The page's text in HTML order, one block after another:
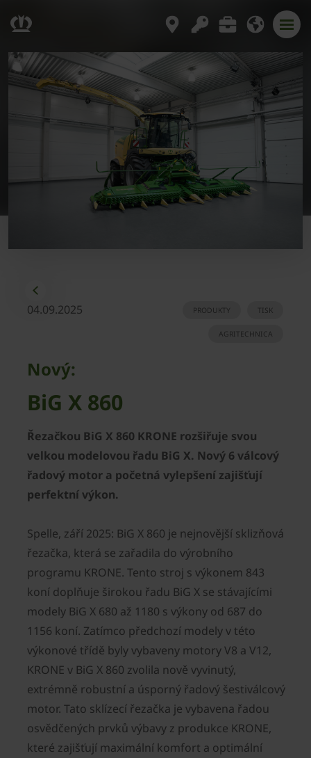
04.09.2025 TISK
PRODUKTY
AGRITECHNICA
Nový:
BiG X 860
Řezačkou BiG X 860 KRONE rozšiřuje svou
velkou modelovou řadu BiG X. Nový 6 válcový
řadový motor a početná vylepšení zajišťují
perfektní výkon.
Spelle, září 2025: BiG X 860 je nejnovější sklizňová
řezačka, která se zařadila do výrobního
programu KRONE. Tento stroj s výkonem 843
koní doplňuje širokou řadu BiG X se stávajícími
modely BiG X 680 až 1180 s výkony od 687 do
1156 koní. Zatímco předchozí modely v této
výkonové třídě byly vybaveny motory V8 a V12,
KRONE v BiG X 860 zvolila nově vyvinutý,
extrémně robustní a úsporný řadový šestiválcový
motor. Tato sklízecí řezačka je vybavena řadou
osvědčených prvků výbavy z produkce KRONE,
které zajišťují maximální komfort a optimální